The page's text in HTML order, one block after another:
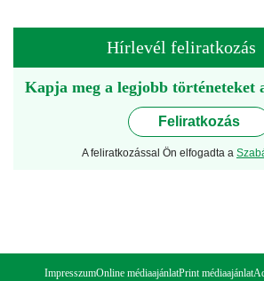
Hírlevél feliratkozás
Kapja meg a legjobb történeteket
Feliratkozás
A feliratkozással Ön elfogadta a
ImpresszumOnline médiaajánlatPrint médiaajánlat